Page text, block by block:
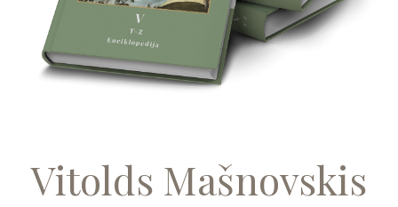
Vitolds Mašnovskis